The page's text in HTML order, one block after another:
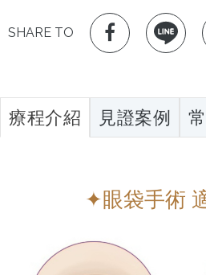
SHARE TO
療程介紹 見證案例
✦眼袋手術